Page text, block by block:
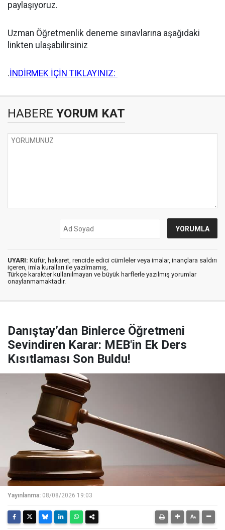
paylaşıyoruz.
Uzman Öğretmenlik deneme sınavlarına aşağıdaki
linkten ulaşabilirsiniz
.İNDİRMEK İÇİN TIKLAYINIZ:
HABERE YORUM KAT
UYARI: Küfür, hakaret, rencide edici cümleler veya imalar, inançlara saldırı
içeren, imla kuralları ile yazılmamış,
Türkçe karakter kullanılmayan ve büyük harflerle yazılmış yorumlar
onaylanmamaktadır.
Danıştay’dan Binlerce Öğretmeni
Sevindiren Karar: MEB'in Ek Ders
Kısıtlaması Son Buldu!
Yayınlanma: 08/08/2026 19:03